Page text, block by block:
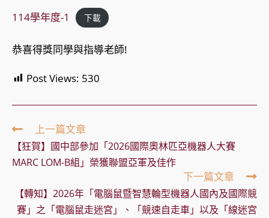
114學年度-1 下載
恭喜得獎同學與指導老師!
Post Views: 530
Read
more
articles
上一篇文章
【狂賀】國中部參加「2026國際奧林匹亞機器人大賽
MARC LOM-B組」榮獲聯盟亞軍及佳作
下一篇文章
【轉知】2026年「電腦鼠暨智慧輪型機器人國內及國際競
賽」之「電腦鼠走迷宮」、「競速自走車」以及「線迷宮